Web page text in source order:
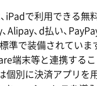
、iPadで利用できる無
Alipay、d払い、
準で装備されていま
端末等と連携する
個別に決済アプリを